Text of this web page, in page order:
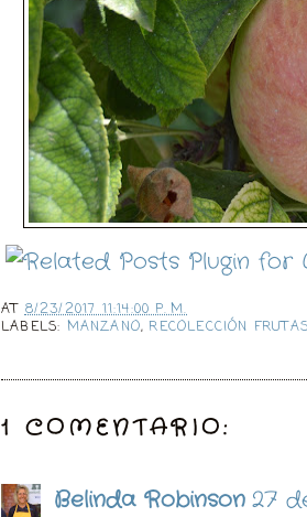
AT8/23/2017 11:14:00 P. M.
LABELS: MANZANO, RECOLECCIÓN FRUTAS
1 COMENTARIO:
Belinda Robinson 27